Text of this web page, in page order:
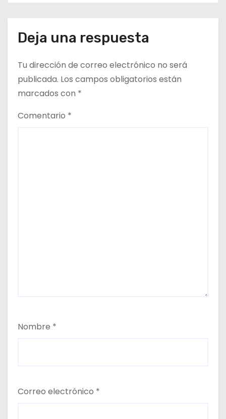
t
r
a
Deja una respuesta
Tu dirección de correo electrónico no será
publicada. Los campos obligatorios están
marcados con *
Comentario *
Nombre *
Correo electrónico *